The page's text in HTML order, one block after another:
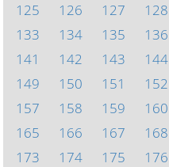
125
126 127 128
133
134 135 136
141
142 143 144
149
150 151 152
157
158 159 160
165
166 167 168
173
174 175 176